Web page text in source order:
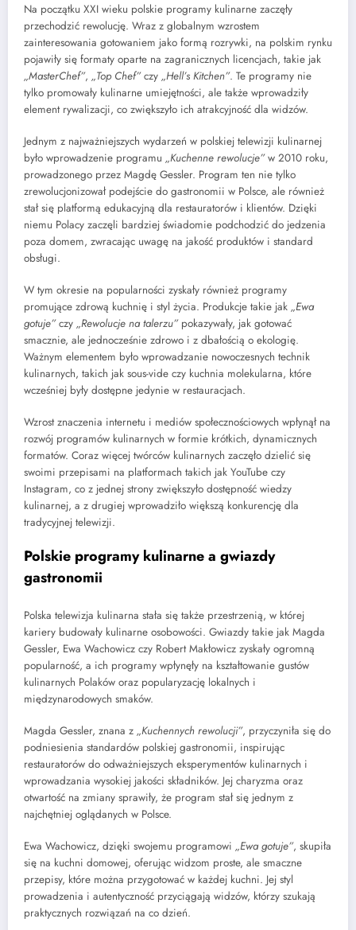
Na początku XXI wieku polskie programy kulinarne zaczęły
przechodzić rewolucję. Wraz z globalnym wzrostem
zainteresowania gotowaniem jako formą rozrywki, na polskim rynku
pojawiły się formaty oparte na zagranicznych licencjach, takie jak
„MasterChef”, „Top Chef”czy „Hell’s Kitchen”. Te programy nie
tylko promowały kulinarne umiejętności, ale także wprowadziły
element rywalizacji, co zwiększyło ich atrakcyjność dla widzów.
Jednym z najważniejszych wydarzeń w polskiej telewizji kulinarnej
było wprowadzenie programu „Kuchenne rewolucje”w 2010 roku,
prowadzonego przez Magdę Gessler. Program ten nie tylko
zrewolucjonizował podejście do gastronomii w Polsce, ale również
stał się platformą edukacyjną dla restauratorów i klientów. Dzięki
niemu Polacy zaczęli bardziej świadomie podchodzić do jedzenia
poza domem, zwracając uwagę na jakość produktów i standard
obsługi.
W tym okresie na popularności zyskały również programy
promujące zdrową kuchnię i styl życia. Produkcje takie jak „Ewa
gotuje”czy „Rewolucje na talerzu”pokazywały, jak gotować
smacznie, ale jednocześnie zdrowo i z dbałością o ekologię.
Ważnym elementem było wprowadzanie nowoczesnych technik
kulinarnych, takich jak sous-vide czy kuchnia molekularna, które
wcześniej były dostępne jedynie w restauracjach.
Wzrost znaczenia internetu i mediów społecznościowych wpłynął na
rozwój programów kulinarnych w formie krótkich, dynamicznych
formatów. Coraz więcej twórców kulinarnych zaczęło dzielić się
swoimi przepisami na platformach takich jak YouTube czy
Instagram, co z jednej strony zwiększyło dostępność wiedzy
kulinarnej, a z drugiej wprowadziło większą konkurencję dla
tradycyjnej telewizji.
Polskie programy kulinarne a gwiazdy
gastronomii
Polska telewizja kulinarna stała się także przestrzenią, w której
kariery budowały kulinarne osobowości. Gwiazdy takie jak Magda
Gessler, Ewa Wachowicz czy Robert Makłowicz zyskały ogromną
popularność, a ich programy wpłynęły na kształtowanie gustów
kulinarnych Polaków oraz popularyzację lokalnych i
międzynarodowych smaków.
Magda Gessler, znana z „Kuchennych rewolucji”, przyczyniła się do
podniesienia standardów polskiej gastronomii, inspirując
restauratorów do odważniejszych eksperymentów kulinarnych i
wprowadzania wysokiej jakości składników. Jej charyzma oraz
otwartość na zmiany sprawiły, że program stał się jednym z
najchętniej oglądanych w Polsce.
Ewa Wachowicz, dzięki swojemu programowi „Ewa gotuje”, skupiła
się na kuchni domowej, oferując widzom proste, ale smaczne
przepisy, które można przygotować w każdej kuchni. Jej styl
prowadzenia i autentyczność przyciągają widzów, którzy szukają
praktycznych rozwiązań na co dzień.